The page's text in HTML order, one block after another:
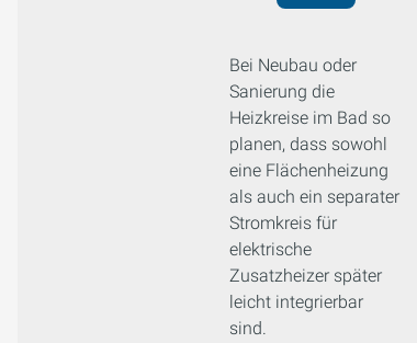
Bei Neubau oder
Sanierung die
Heizkreise im Bad so
planen, dass sowohl
eine Flächenheizung
als auch ein separater
Stromkreis für
elektrische
Zusatzheizer später
leicht integrierbar
sind.